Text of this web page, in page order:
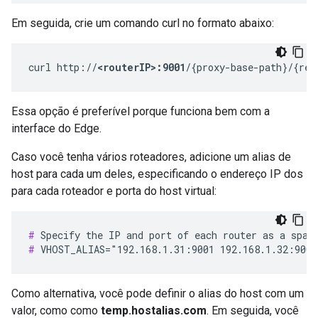
Em seguida, crie um comando curl no formato abaixo:
curl http://<routerIP>:9001 /{proxy-base-path}/
Essa opção é preferível porque funciona bem com a
interface do Edge.
Caso você tenha vários roteadores, adicione um alias de
host para cada um deles, especificando o endereço IP dos
para cada roteador e porta do host virtual:
#
# VHOST_ALIAS="192.168.1.31:9001
Como alternativa, você pode definir o alias do host com um
valor, como como temp.hostalias.com. Em seguida, você